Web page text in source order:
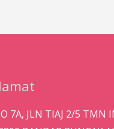
7A, JLN TIAJ 2/5 TMN